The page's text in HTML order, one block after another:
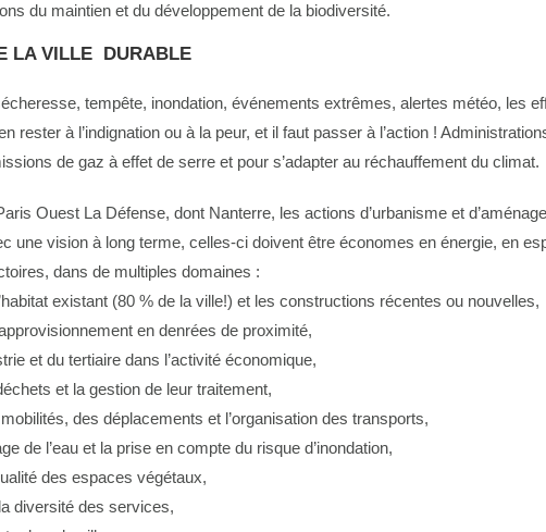
du maintien et du développement de la biodiversité.
LA VILLE DURABLE
tempête, inondation, événements extrêmes, alertes météo, les
rester à l’indignation ou à la peur, et il faut passer à l’action !
de gaz à effet de serre et pour s’adapter au réchauffement du climat.
Ouest La Défense, dont Nanterre, les actions d’urbanisme et
une vision à long terme, celles-ci doivent être économes en énergie, en
dans de multiples domaines :
existant (80 % de la ville!) et les constructions récentes ou nouvelles,
en denrées de proximité,
et du tertiaire dans l’activité économique,
et la gestion de leur traitement,
des déplacements et l’organisation des transports,
de l’eau et la prise en compte du risque d’inondation,
des espaces végétaux,
diversité des services,